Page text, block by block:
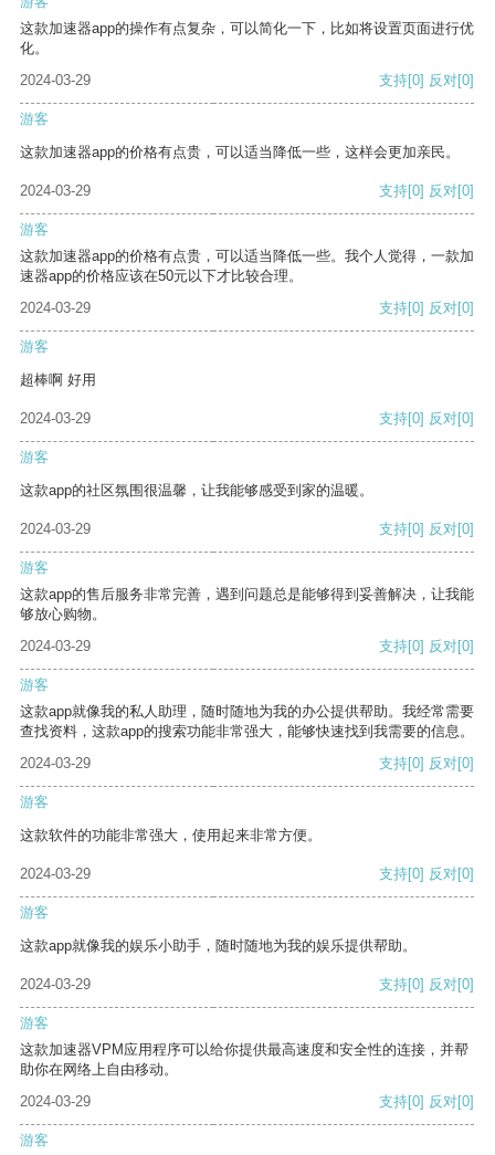
这款加速器app的操作有点复杂，可以简化一下，比如将设置页面进行优
化。
2024-03-29
支持[0] 反对[0]
游客
这款加速器app的价格有点贵，可以适当降低一些，这样会更加亲民。
2024-03-29 支持[0] 反对[0]
游客
这款加速器app的价格有点贵，可以适当降低一些。我个人觉得，一款加
速器app的价格应该在50元以下才比较合理。
2024-03-29
支持[0] 反对[0]
游客
超棒啊 好用
2024-03-29 支持[0] 反对[0]
游客
这款app的社区氛围很温馨，让我能够感受到家的温暖。
2024-03-29 支持[0] 反对[0]
游客
这款app的售后服务非常完善，遇到问题总是能够得到妥善解决，让我能
够放心购物。
2024-03-29
支持[0] 反对[0]
游客
这款app就像我的私人助理，随时随地为我的办公提供帮助。我经常需要
查找资料，这款app的搜索功能非常强大，能够快速找到我需要的信息。
2024-03-29
支持[0] 反对[0]
游客
这款软件的功能非常强大，使用起来非常方便。
2024-03-29 支持[0] 反对[0]
游客
这款app就像我的娱乐小助手，随时随地为我的娱乐提供帮助。
2024-03-29 支持[0] 反对[0]
游客
这款加速器VPM应用程序可以给你提供最高速度和安全性的连接，并帮
助你在网络上自由移动。
2024-03-29
支持[0] 反对[0]
游客